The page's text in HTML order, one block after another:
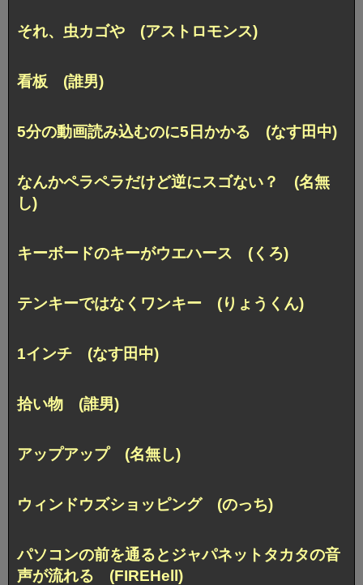
それ、虫カゴや (アストロモンス)
看板 (誰男)
5分の動画読み込むのに5日かかる (なす田中)
なんかペラペラだけど逆にスゴない？ (名無
し)
キーボードのキーがウエハース (くろ)
テンキーではなくワンキー (りょうくん)
1インチ (なす田中)
拾い物 (誰男)
アップアップ (名無し)
ウィンドウズショッピング (のっち)
パソコンの前を通るとジャパネットタカタの音
声が流れる (FIREHell)